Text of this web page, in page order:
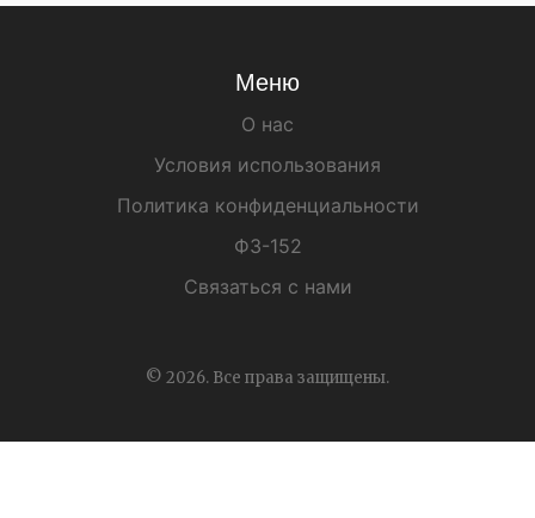
Меню
О нас
Условия использования
Политика конфиденциальности
ФЗ-152
Связаться с нами
© 2026. Все права защищены.